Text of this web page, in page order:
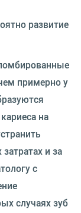
развитие
примерно у
на
и за
с
случаях зуб